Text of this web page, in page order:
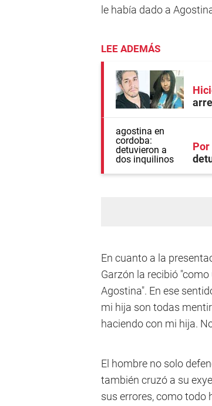
le había dado a
LEE ADEMÁS
En cuanto a la
Garzón la recibió
Agostina". En ese
mi hija son todas
haciendo con mi hija.
El hombre no solo
también cruzó a su
sus errores, como todo